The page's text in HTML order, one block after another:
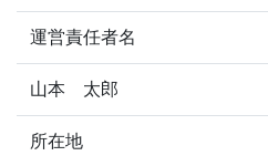
運営責任者名
山本 太郎
所在地